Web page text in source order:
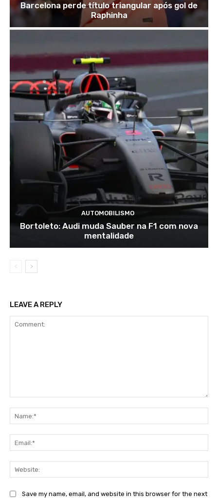
Barcelona perde título triangular após gol de
Raphinha
AUTOMOBILISMO
Bortoleto: Audi muda Sauber na F1 com nova
mentalidade
LEAVE A REPLY
Save my name, email, and website in this browser for the next